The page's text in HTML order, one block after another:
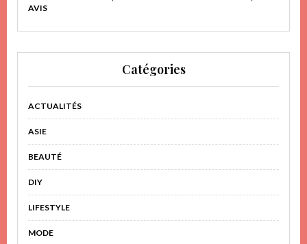
AVIS
Catégories
ACTUALITÉS
ASIE
BEAUTÉ
DIY
LIFESTYLE
MODE